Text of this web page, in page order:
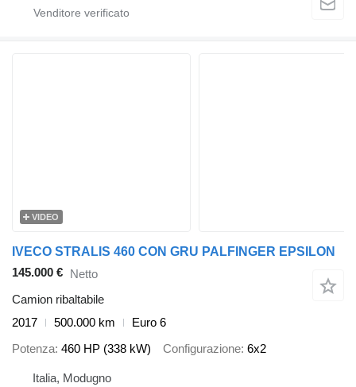
VIDEO
IVECO STRALIS 460 CON GRU PALFINGER EPSILON
145.000 € Netto
Camion ribaltabile
2017
500.000 km
Euro 6
Potenza 460 HP (338 kW) Configurazione 6x2
Italia, Modugno